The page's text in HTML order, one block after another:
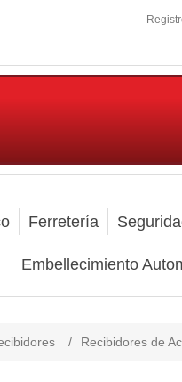
Ferretería
Embellecimiento
/ Recibidores de